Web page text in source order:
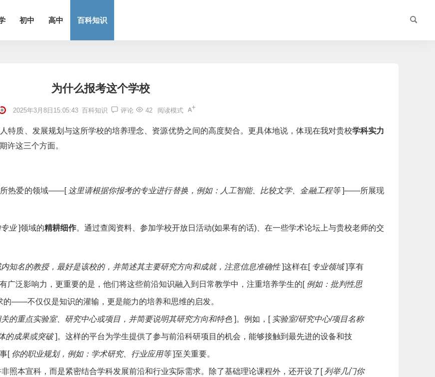
初中 高中 百科知识
为什么报考这个学校
2025年3月8日15:05:43 百科知识 评论 42 阅读模式
特质、发展规划与这所学校的培养理念、资源优势之间的高度契合。更具体地说，体现在我对贵校学科实力
许这三个方面。
所热爱的领域——[ 这里请根据你报考的专业进行替换，例如：人工智能、比较文学、金融工程等]——所展现
业]领域的精耕细作。通过查阅资料、参加学校开放日活动(如果有的话)、在一些学术论坛上与贵校老师的交
知名的教授，最好是该校的，并简述其主要研究方向和成就，注意信息准确性]这样在[ 专业领域]享有
广泛影响力，更重要的是，他们将这些前沿知识融入到日常教学中，注重培养学生的[ 例如：批判性思
——不仅仅是知识的灌输，更是能力的培养和思维的启发。
的重点实验室、研究中心或项目，并简要说明其研究方向和特色 ]。例如，[ 实验室/研究中心/项目名称
的成果或突破]。这样的平台为学生提供了参与前沿科研项目的机会，能够接触到最先进的设备和技
[ 你的职业规划，例如：学术研究、行业应用等]至关重要。
照本宣科，而是紧密结合学科发展前沿和行业实际需求。除了基础理论课程外，还开设了[ 列举几门你